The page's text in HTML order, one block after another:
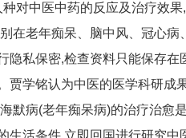
对中医中药的反应及治疗效
在老年痴呆、脑中风、冠心
隐私保密,检查资料只能保存
贾学铭认为中医的医学科研
默病(老年痴呆病)的治疗治愈
生活条件,立即回国进行研究